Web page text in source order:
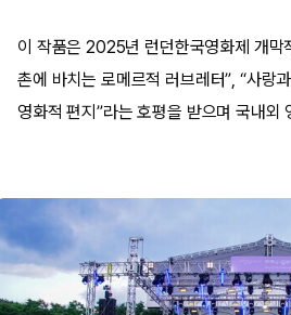
이 작품은 2025년 런던한국영화제 개막
촌에 바치는 로메르적 러브레터”, “사랑
영화적 편지”라는 호평을 받으며 국내외